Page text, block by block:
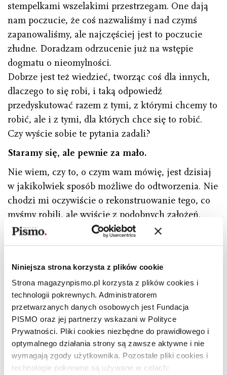
Niniejsza strona korzysta z plików cookie
Strona magazynpismo.pl korzysta z plików cookies i
technologii pokrewnych. Administratorem
przetwarzanych danych osobowych jest Fundacja
PISMO oraz jej partnerzy wskazani w Polityce
Prywatności. Pliki cookies niezbędne do prawidłowego i
optymalnego działania strony są zawsze aktywne i nie
wymagają zgody użytkownika. Pozostałe pliki cookies i
technologie pokrewne są używane w celach:
stempelkami wszelakimi przestrzegam. One dają
nam poczucie, że coś nazwaliśmy i nad czymś
zapanowaliśmy, ale najczęściej jest to poczucie
złudne. Doradzam odrzucenie już na wstępie
dogmatu o nieomylności.
Dobrze jest też wiedzieć, tworząc coś dla innych,
dlaczego to się robi, i taką odpowiedź
przedyskutować razem z tymi, z którymi chcemy to
robić, ale i z tymi, dla których chce się to robić.
Czy wyście sobie te pytania zadali?
Staramy się, ale pewnie za mało.
Nie wiem, czy to, o czym wam mówię, jest dzisiaj
w jakikolwiek sposób możliwe do odtworzenia. Nie
chodzi mi oczywiście o rekonstruowanie tego, co
myśmy robili, ale wyjście z podobnych założeń.
One nie są za bardzo dzisiejsze.
Potraktujcie – taką mam nieśmiałą radę – wasze
chcecie trafić. Tylko szkołę demokratyczną, a nie
hierarchiczną, w której dyrektor ma władzę
absolutną. Otwórzcie się na uczenie się od tych,
którzy z wami tę szkołę budują. To powinno być
wspólną wędrówką. Nieśmiało powiem też i jeszcze
jedną rzecz – a nieśmiało, bo ma w sobie dużo
patosu. Wiele innych pism ma swoje redakcje – tak
się mówiło o tamtej naszej – ale „Znak” ma nas.